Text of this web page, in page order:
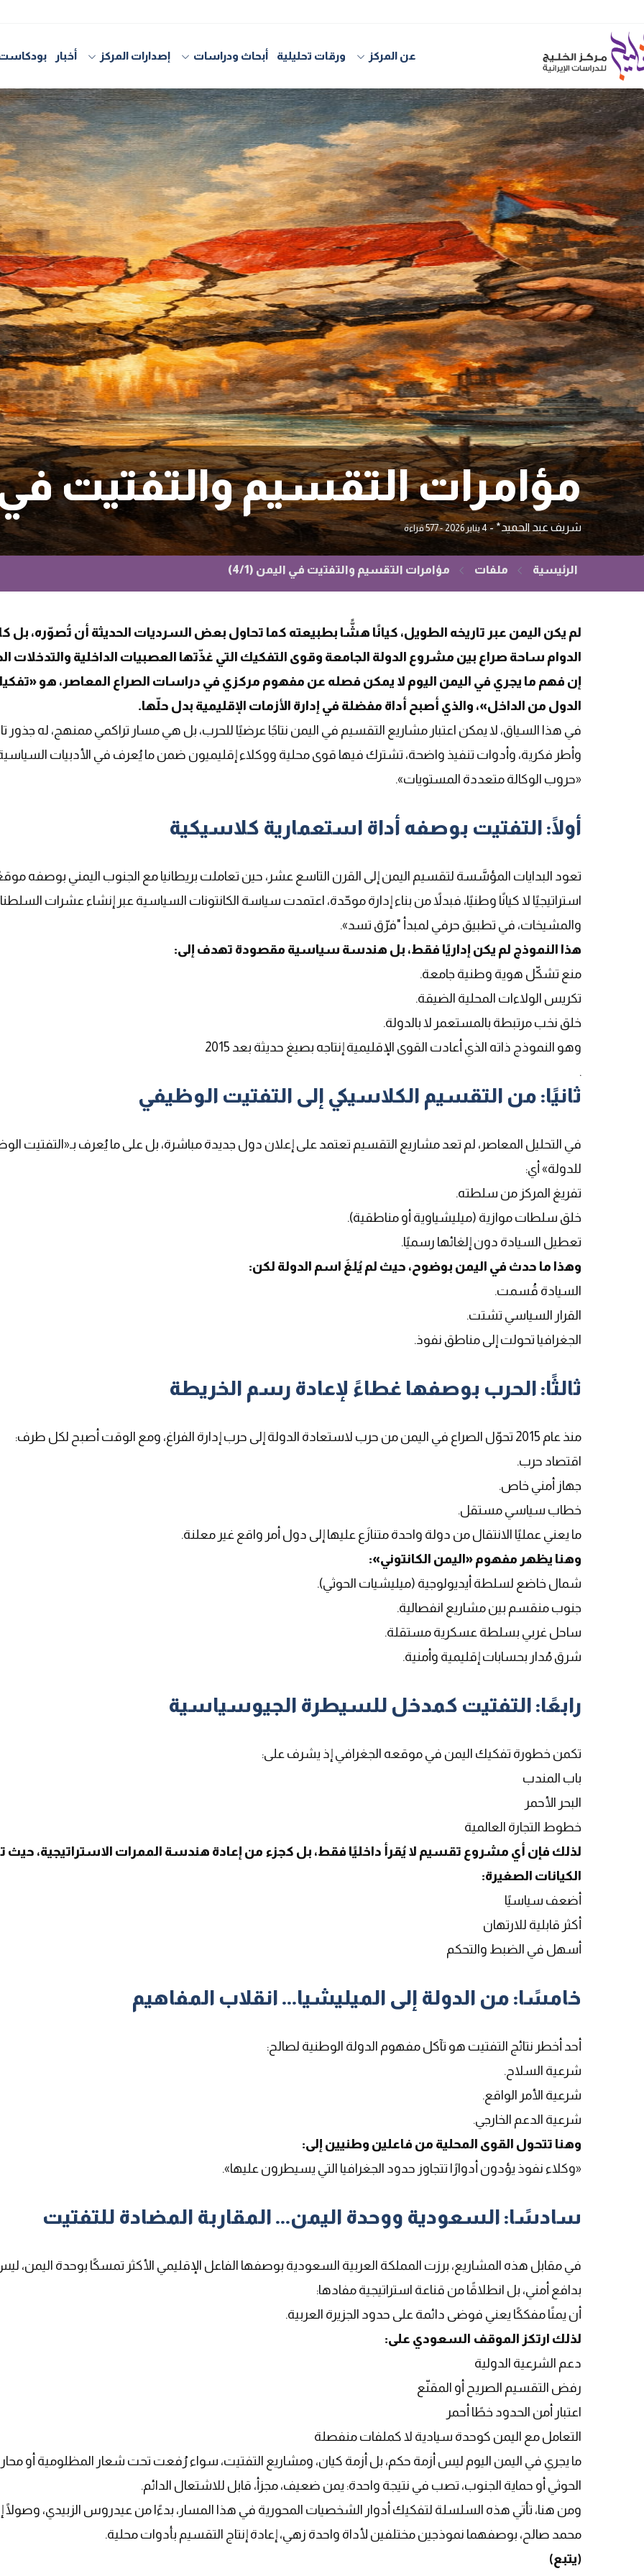
عن المركز ورقات تحليلية أبحاث ودراسات إصدارات المركز أخبار
مؤامرات التقسيم والتفتيت في
شريف عبد الحميد*-4 يناير 2026 - 577 قراءة
الرئيسية ملفات مؤامرات التقسيم والتفتيت في اليمن (4/1)
لم يكن اليمن عبر تاريخه الطويل، كيانًا هشًّا بطبيعته كما تحاول بعض السرديات الحديثة أن تُصوّره، بل
الدوام ساحة صراع بين مشروع الدولة الجامعة وقوى التفكيك التي غذّتها العصبيات الداخلية والتدخلات
إن فهم ما يجري في اليمن اليوم لا يمكن فصله عن مفهوم مركزي في دراسات الصراع المعاصر، هو
الدول من الداخل»، والذي أصبح أداة مفضلة في إدارة الأزمات الإقليمية بدل حلّها.
في هذا السياق، لا يمكن اعتبار مشاريع التقسيم في اليمن نتاجًا عرضيًا للحرب، بل هي مسار تراكمي ممنهج، له جذور
وأطر فكرية، وأدوات تنفيذ واضحة، تشترك فيها قوى محلية ووكلاء إقليميون ضمن ما يُعرف في الأدبيات السياسية
«حروب الوكالة متعددة المستويات».
أولًا: التفتيت بوصفه أداة استعمارية كلاسيكية
تعود البدايات المؤسَّسة لتقسيم اليمن إلى القرن التاسع عشر، حين تعاملت بريطانيا مع الجنوب اليمني بوصفه
استراتيجيًا لا كيانًا وطنيًا، فبدلاً من بناء إدارة موحّدة، اعتمدت سياسة الكانتونات السياسية عبر إنشاء عشرات
والمشيخات، في تطبيق حرفي لمبدأ "فرّق تسد».
هذا النموذج لم يكن إداريًا فقط، بل هندسة سياسية مقصودة تهدف إلى:
منع تشكّل هوية وطنية جامعة.
تكريس الولاءات المحلية الضيقة.
خلق نخب مرتبطة بالمستعمر لا بالدولة.
وهو النموذج ذاته الذي أعادت القوى الإقليمية إنتاجه بصيغ حديثة بعد 2015
.
ثانيًا: من التقسيم الكلاسيكي إلى التفتيت الوظيفي
في التحليل المعاصر، لم تعد مشاريع التقسيم تعتمد على إعلان دول جديدة مباشرة، بل على ما يُعرف بـ«التفتيت
للدولة» أي:
تفريغ المركز من سلطته.
خلق سلطات موازية (ميليشياوية أو مناطقية).
تعطيل السيادة دون إلغائها رسميًا.
وهذا ما حدث في اليمن بوضوح، حيث لم يُلغَ اسم الدولة لكن:
السيادة قُسمت.
القرار السياسي تشتت.
الجغرافيا تحولت إلى مناطق نفوذ.
ثالثًا: الحرب بوصفها غطاءً لإعادة رسم الخريطة
منذ عام 2015 تحوّل الصراع في اليمن من حرب لاستعادة الدولة إلى حرب إدارة الفراغ، ومع الوقت أصبح لكل طرف
:
اقتصاد حرب.
جهاز أمني خاص.
خطاب سياسي مستقل.
ما يعني عمليًا الانتقال من دولة واحدة متنازَع عليها إلى دول أمر واقع غير معلنة.
وهنا يظهر مفهوم «اليمن الكانتوني»:
شمال خاضع لسلطة أيديولوجية (ميليشيات الحوثي).
جنوب منقسم بين مشاريع انفصالية.
ساحل غربي بسلطة عسكرية مستقلة.
شرق مُدار بحسابات إقليمية وأمنية.
رابعًا: التفتيت كمدخل للسيطرة الجيوسياسية
تكمن خطورة تفكيك اليمن في موقعه الجغرافي إذ يشرف على:
باب المندب
البحر الأحمر
خطوط التجارة العالمية
لذلك فإن أي مشروع تقسيم لا يُقرأ داخليًا فقط، بل كجزء من إعادة هندسة الممرات الاستراتيجية، حيث
الكيانات الصغيرة:
أضعف سياسيًا
أكثر قابلية للارتهان
أسهل في الضبط والتحكم
خامسًا: من الدولة إلى الميليشيا... انقلاب المفاهيم
أحد أخطر نتائج التفتيت هو تآكل مفهوم الدولة الوطنية لصالح:
شرعية السلاح.
شرعية الأمر الواقع.
شرعية الدعم الخارجي.
وهنا تتحول القوى المحلية من فاعلين وطنيين إلى:
«وكلاء نفوذ يؤدون أدوارًا تتجاوز حدود الجغرافيا التي يسيطرون عليها».
سادسًا: السعودية ووحدة اليمن... المقاربة المضادة للتفتيت
في مقابل هذه المشاريع، برزت المملكة العربية السعودية بوصفها الفاعل الإقليمي الأكثر تمسكًا بوحدة اليمن،
بدافع أمني، بل انطلاقًا من قناعة استراتيجية مفادها:
أن يمنًا مفككًا يعني فوضى دائمة على حدود الجزيرة العربية.
لذلك ارتكز الموقف السعودي على:
دعم الشرعية الدولية
رفض التقسيم الصريح أو المقنّع
اعتبار أمن الحدود خطًا أحمر
التعامل مع اليمن كوحدة سيادية لا كملفات منفصلة
ما يجري في اليمن اليوم ليس أزمة حكم، بل أزمة كيان، ومشاريع التفتيت، سواء رُفعت تحت شعار المظلومية أو
الحوثي أو حماية الجنوب، تصب في نتيجة واحدة: يمن ضعيف، مجزأ، قابل للاشتعال الدائم.
ومن هنا، تأتي هذه السلسلة لتفكيك أدوار الشخصيات المحورية في هذا المسار، بدءًا من عيدروس الزبيدي، وصولًا
محمد صالح، بوصفهما نموذجين مختلفين لأداة واحدة زهي، إعادة إنتاج التقسيم بأدوات محلية.
(يتبع)